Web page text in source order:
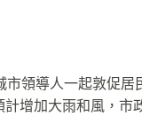
領導人一起敦促居
增加大雨和風，